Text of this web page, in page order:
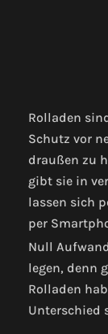
Rolladen
Schutz vor
draußen zu
gibt sie in
lassen sich
per
Null
legen, denn
Rolladen
Unterschied